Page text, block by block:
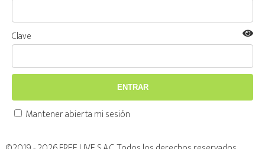
Clave
ENTRAR
Mantener abierta mi sesión